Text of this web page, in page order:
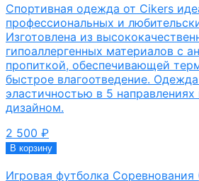
Спортивная одежда от Cikers
профессиональных и
Изготовлена из
гипоаллергенных материалов с
пропиткой, обеспечивающей
быстрое влагоотведение.
эластичностью в 5
дизайном.
2 500 ₽
В корзину
Игровая футболка Соревнования